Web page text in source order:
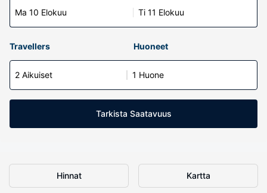
Ma 10 Elokuu Ti 11 Elokuu
Travellers Huoneet
2 Aikuiset 1 Huone
Tarkista Saatavuus
Hinnat Kartta